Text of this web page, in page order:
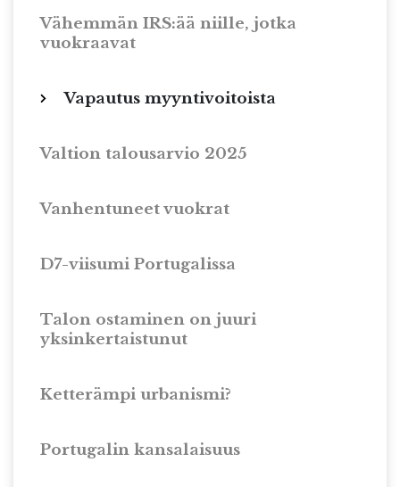
Vähemmän IRS:ää niille, jotka
vuokraavat
Vapautus myyntivoitoista
Valtion talousarvio 2025
Vanhentuneet vuokrat
D7-viisumi Portugalissa
Talon ostaminen on juuri
yksinkertaistunut
Ketterämpi urbanismi?
Portugalin kansalaisuus